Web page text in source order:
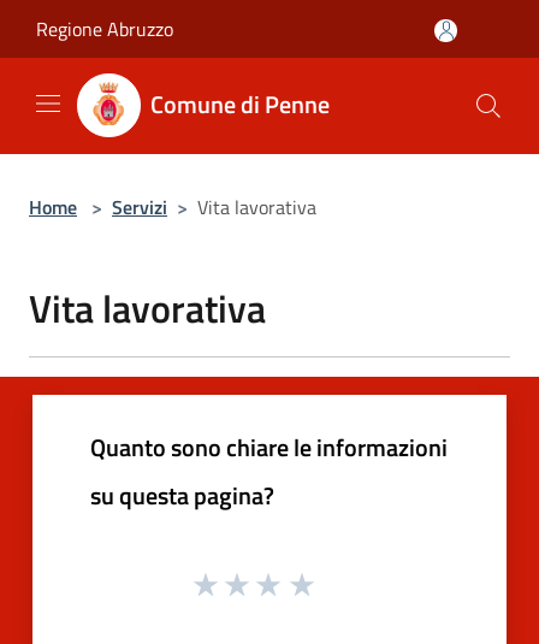
Regione Abruzzo
Comune di Penne
Home > Servizi > Vita lavorativa
Vita lavorativa
Quanto sono chiare le informazioni
su questa pagina?